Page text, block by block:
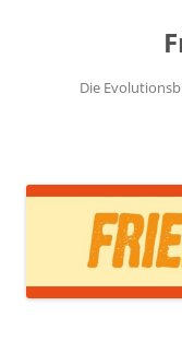
Die